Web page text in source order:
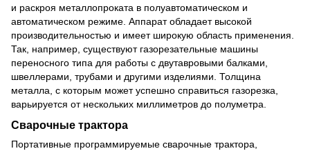
и раскроя металлопроката в полуавтоматическом и
автоматическом режиме. Аппарат обладает высокой
производительностью и имеет широкую область применения.
Так, например, существуют газорезательные машины
переносного типа для работы с двутавровыми балками,
швеллерами, трубами и другими изделиями. Толщина
металла, с которым может успешно справиться газорезка,
варьируется от нескольких миллиметров до полуметра.
Сварочные трактора
Портативные программируемые сварочные трактора,